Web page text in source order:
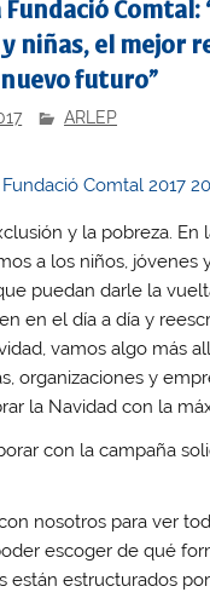
Fundació Comtal:
niñas, el mejor
futuro”
ARLEP
y la pobreza. En
a los niños, jóvenes
puedan darle la
en el día a día y
vamos algo más
organizaciones y
la Navidad con la
con la campaña
nosotros para ver
escoger de qué
están estructurados